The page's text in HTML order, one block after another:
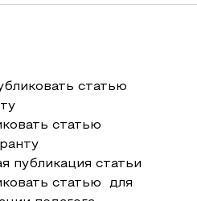
статью
статью
публикация статьи
статью для